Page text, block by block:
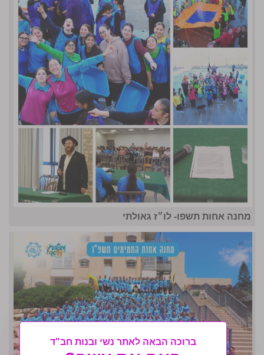
מחנה אחות תשפו- לו״ז גאולתי
ברוכה הבאה לאתר נשי ובנות חב"ד